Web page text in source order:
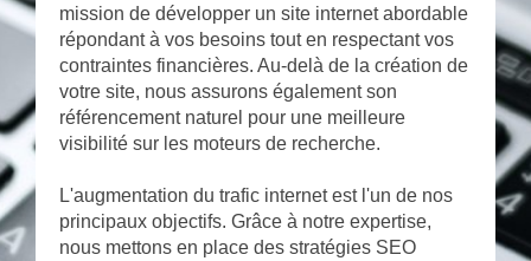
mission de développer un site internet abordable
répondant à vos besoins tout en respectant vos
contraintes financières. Au-delà de la création de
votre site, nous assurons également son
référencement naturel pour une meilleure
visibilité sur les moteurs de recherche.
L'augmentation du trafic internet est l'un de nos
principaux objectifs. Grâce à notre expertise,
nous mettons en place des stratégies SEO